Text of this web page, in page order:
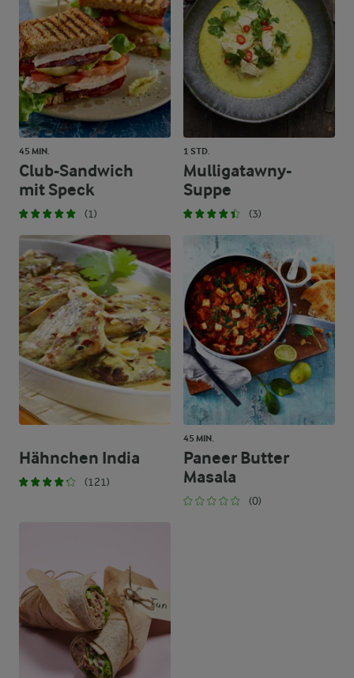
45 MIN.
Club-Sandwich
mit Speck
(1)
1 STD.
Mulligatawny-
Suppe
(3)
Hähnchen India
(121)
45 MIN.
Paneer Butter
Masala
(0)